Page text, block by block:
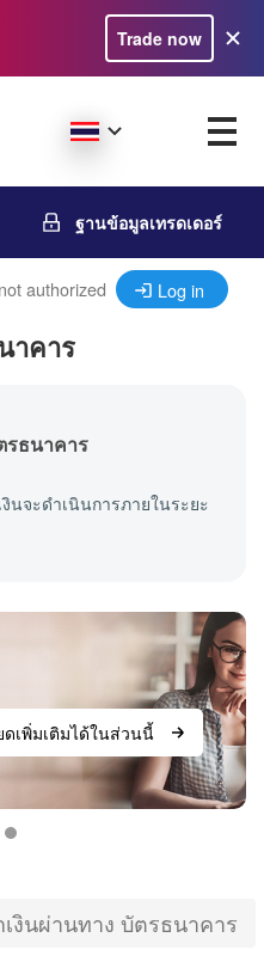
Trade now
ฐานข้อมูลเทรดเดอร์
authorized Log in
าคาร
รธนาคาร
นจะดำเนินการภายในระยะ
เพิ่มเติมได้ในส่วนนี้
เงินผ่านทาง บัตรธนาคาร